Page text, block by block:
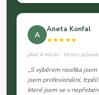
A
Aneta Konfal
★★★★★
před 4 měsíci · Místní
„S výběrem nosítka
jsem profesionální,
které jsem se v